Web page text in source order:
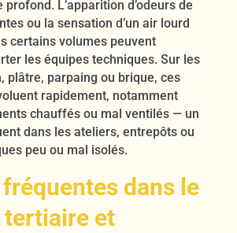
L’apparition d’odeurs de
ou la sensation d’un air lourd
certains volumes peuvent
les équipes techniques. Sur les
plâtre, parpaing ou brique, ces
rapidement, notamment
chauffés ou mal ventilés — un
dans les ateliers, entrepôts ou
peu ou mal isolés.
dans le
et